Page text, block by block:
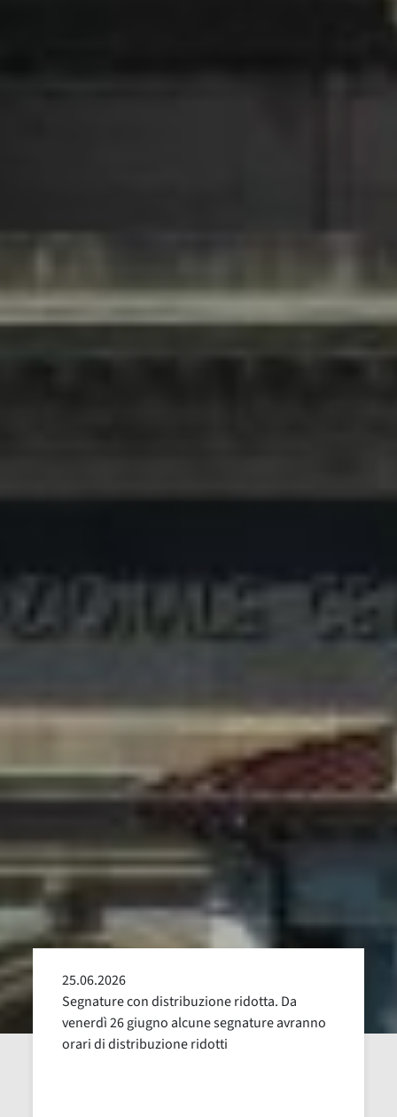
25.06.2026
Segnature con distribuzione ridotta. Da
venerdì 26 giugno alcune segnature avranno
orari di distribuzione ridotti